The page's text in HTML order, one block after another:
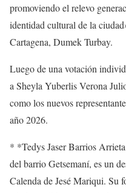
promoviendo el relevo
identidad cultural de la
Cartagena, Dumek Turbay.
Luego de una votación
a Sheyla Yuberlis Verona
como los nuevos
año 2026.
* *Tedys Jaser Barrios
del barrio Getsemaní, es un
Calenda de Jesé Mariqui. Su